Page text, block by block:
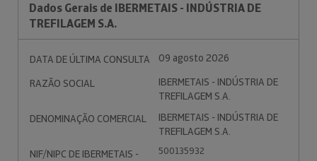
Dados Gerais de IBERMETAIS - INDÚSTRIA DE
TREFILAGEM S.A.
DATA DE ÚLTIMA CONSULTA
09 agosto 2026
RAZÃO SOCIAL
IBERMETAIS - INDÚSTRIA DE
TREFILAGEM S.A.
DENOMINAÇÃO COMERCIAL
IBERMETAIS - INDÚSTRIA DE
TREFILAGEM S.A.
NIF/NIPC DE IBERMETAIS -
500135932